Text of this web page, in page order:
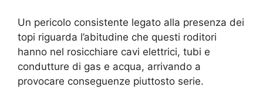
Un pericolo consistente legato alla presenza dei
topi riguarda l’abitudine che questi roditori
hanno nel rosicchiare cavi elettrici, tubi e
condutture di gas e acqua, arrivando a
provocare conseguenze piuttosto serie.